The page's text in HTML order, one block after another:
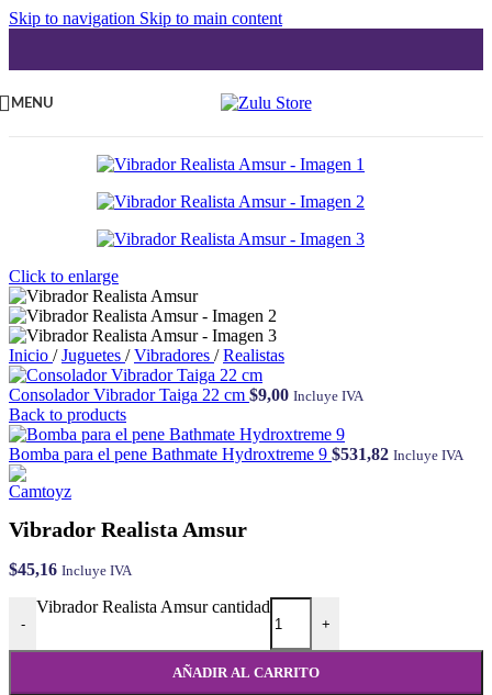
Skip to navigation Skip to main content
MENU
Click to enlarge
Inicio / Juguetes / Vibradores / Realistas
Consolador Vibrador Taiga 22 cm $9,00 Incluye IVA
Back to products
Bomba para el pene Bathmate Hydroxtreme 9 $531,82 Incluye IVA
Vibrador Realista Amsur
$45,16 Incluye IVA
-
Vibrador Realista Amsur cantidad
+
AÑADIR AL CARRITO